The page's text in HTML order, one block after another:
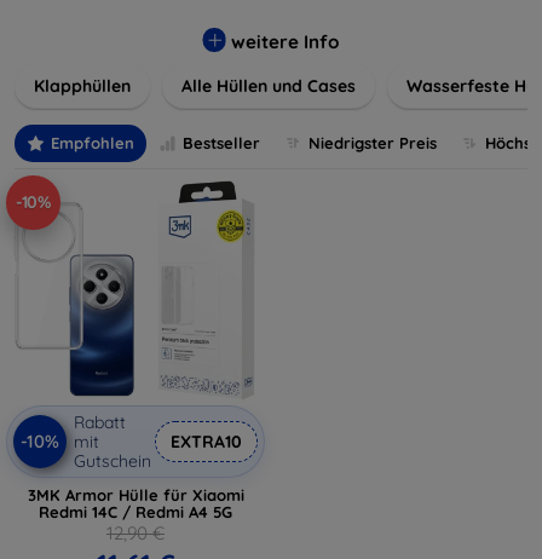
Farben, um Ihren persönlichen Stil perfekt zu
weitere Info
Klapphüllen Alle Hüllen und Cases Wasserfeste
Empfohlen Bestseller Niedrigster Preis
-10%
-10%
Rabatt
mit
Gutschein
EXTRA10
3MK Armor Hülle für Xiaomi
Redmi 14C / Redmi A4 5G
12,90 €